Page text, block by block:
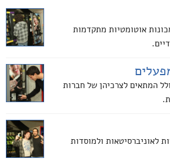
אוטומטיות מתקדמות
המתאים לצרכיהן של חברות
לאוניברסיטאות ולמוסדות